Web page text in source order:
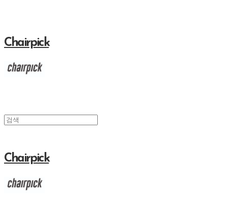
Chairpick
Chairpick